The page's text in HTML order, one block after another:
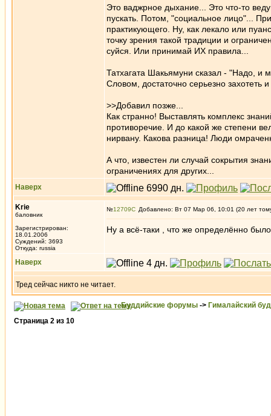
Это ваджрное дыхание... Это что-то
пускать. Потом, "социальное лицо"...
практикующего. Ну, как лекало или
точку зрения такой традиции и
суйся. Или принимай ИХ правила...
Татхагата Шакьямуни сказал - "Надо, и
Словом, достаточно серьезно
>>Добавил позже...
Как странно! Выставлять комплекс
противоречие. И до какой же степени
нирвану. Какова разница! Люди
А что, известен ли случай сокрытия
ограничениях для других...
Наверх
Krie
баловник
Зарегистрирован:
18.01.2006
Суждений: 3693
Откуда: russia
№12709 Добавлено: Вт 07 Мар 06, 10:01 (20 лет
Ну а всё-таки , что же определённо
Наверх
Тред сейчас никто не читает.
Буддийские форумы -> Гималайский
Страница 2 из 10